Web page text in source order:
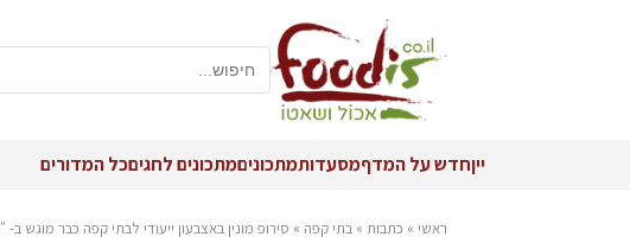
ייןחדש על המדףמסעדותמתכוניםמתכונים לחגיםכל המדורים
ראשי » כתבות » בתי קפה » סירופ מונין באצבעון ייעודי לבתי קפה כבר מוגש ב- "7 גרם" רעננה